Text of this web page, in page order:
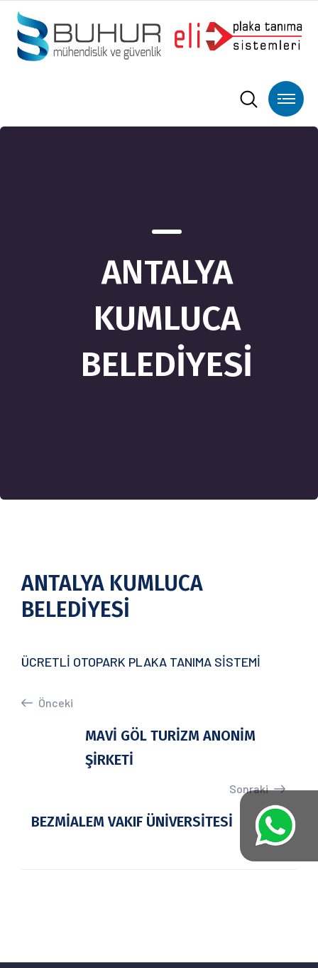
ANTALYA
KUMLUCA
BELEDİYESİ
ANTALYA KUMLUCA
BELEDİYESİ
ÜCRETLİ OTOPARK PLAKA TANIMA SİSTEMİ
Önceki
MAVİ GÖL TURİZM ANONİM
ŞİRKETİ
Sonraki
BEZMİALEM VAKIF ÜNİVERSİTESİ